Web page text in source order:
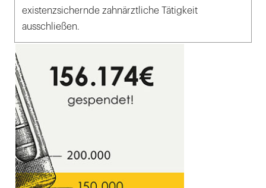
existenzsichernde zahnärztliche Tätigkeit
ausschließen.